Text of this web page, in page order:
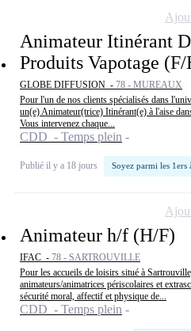
Animateur Itinérant
Produits Vapotage (F/
GLOBE DIFFUSION - 78 - MUREAUX
Pour l'un de nos clients spécialisés dans
un(e) Animateur(trice) Itinérant(e) à l'aise
Vous intervenez chaque...
CDD - Temps plein
Publié il y a 18 jours Soyez parmi les 1ers
Animateur h/f (H/F)
IFAC - 78 - SARTROUVILLE
Pour les accueils de loisirs situé à
animateurs/animatrices périscolaires et
sécurité moral, affectif et physique de...
CDD - Temps plein